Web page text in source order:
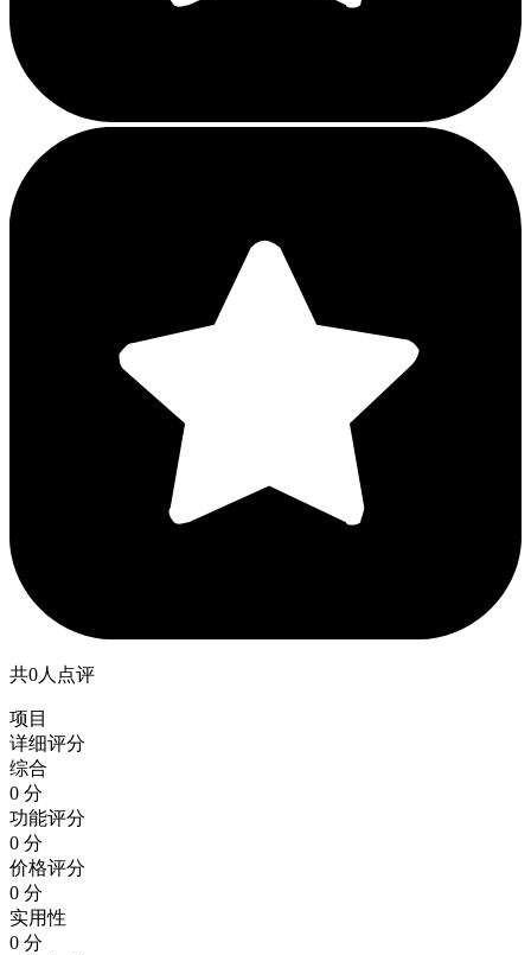
共0人点评
项目
详细评分
综合
0 分
功能评分
0 分
价格评分
0 分
实用性
0 分